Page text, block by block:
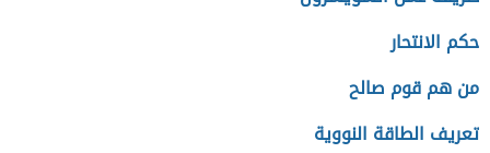
حكم الانتحار
من هم قوم صالح
تعريف الطاقة النووية